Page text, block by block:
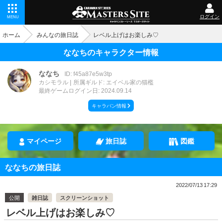
MENU ログイン
ホーム みんなの旅日誌 レベル上げはお楽しみ♡
ななちのキャラクター情報
ななち
ID: f45a87e5w3tp
カシモラル
所属ギルド: エイベル家の猫檻
最終ゲームログイン日: 2024.09.14
キャラバン情報
マイページ 旅日誌 図鑑
ななちの旅日誌
2022/07/13 17:29
公開
雑日誌 スクリーンショット
レベル上げはお楽しみ♡